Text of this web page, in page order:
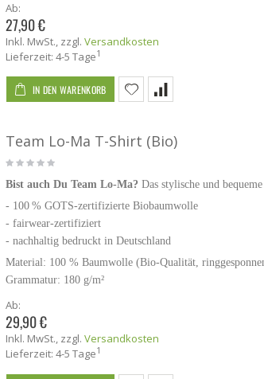
Ab:
27,90 €
Inkl. MwSt., zzgl. Versandkosten
Lieferzeit: 4-5 Tage1
IN DEN WARENKORB
Team Lo-Ma T-Shirt (Bio)
Bist auch Du Team Lo-Ma? Das stylische und
- 100 % GOTS-zertifizierte Biobaumwolle
- fairwear-zertifiziert
- nachhaltig bedruckt in Deutschland
Material: 100 % Baumwolle (Bio-Qualität,
Grammatur: 180 g/m²
Ab:
29,90 €
Inkl. MwSt., zzgl. Versandkosten
Lieferzeit: 4-5 Tage1